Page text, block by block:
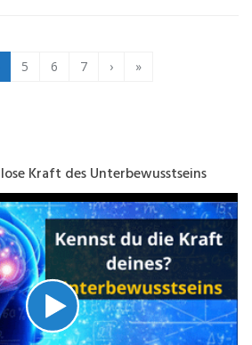
5 6 7 › »
Kraft des Unterbewusstseins